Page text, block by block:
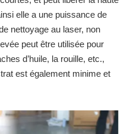
elle a une puissance de
nettoyage au laser, non
peut être utilisée pour
d’huile, la rouille, etc.,
est également minime et